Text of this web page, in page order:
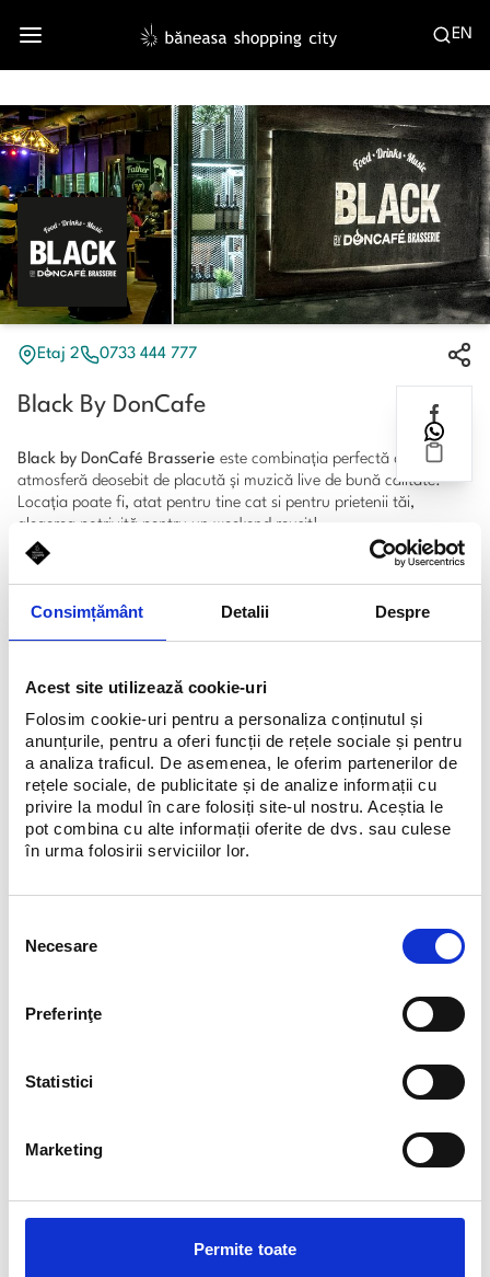
Consimțământ Detalii Despre
Acest site utilizează cookie-uri
Folosim cookie-uri pentru a personaliza conținutul și
anunțurile, pentru a oferi funcții de rețele sociale și pentru
a analiza traficul. De asemenea, le oferim partenerilor de
rețele sociale, de publicitate și de analize informații cu
privire la modul în care folosiți site-ul nostru. Aceștia le
pot combina cu alte informații oferite de dvs. sau culese
în urma folosirii serviciilor lor.
consimțământului
Necesare
Preferinţe
Statistici
Marketing
Permite toate
EN
Etaj 2 0733 444 777
Black By DonCafe
Black by DonCafé Brasserie este combinația perfectă dintre o
atmosferă deosebit de placută și muzică live de bună calitate.
Locația poate fi, atat pentru tine cat si pentru prietenii tăi,
alegerea potrivită pentru un weekend reușit!
rezervări vă rugăm să sunați la numărul de telefon afișat.
Schedule
Luni-Duminică, 10:00 - 22:00